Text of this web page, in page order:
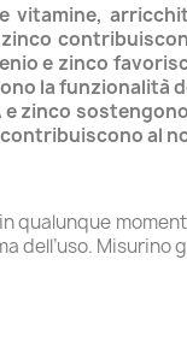
e zinco
la
zinco
contribuiscono al
qualunque
dell’uso.